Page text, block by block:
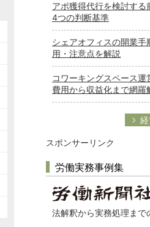
アポ獲得代行を検討する
4つの判断基準
シェアオフィスの開業手
用・注意点を解説
コワーキングスペース
費用から収益化まで網羅
スポンサーリンク
労働実務事例集
法解釈から実務処理まで